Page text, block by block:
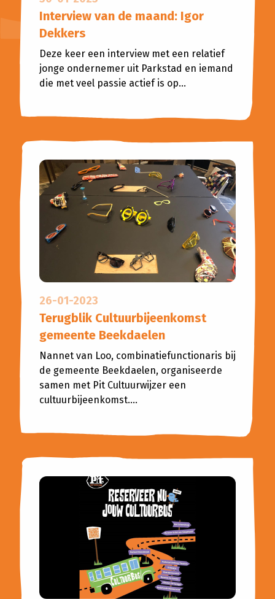
Interview van de maand: Igor
Dekkers
Deze keer een interview met een relatief
jonge ondernemer uit Parkstad en iemand
die met veel passie actief is op...
26-01-2023
Terugblik Cultuurbijeenkomst
gemeente Beekdaelen
Nannet van Loo, combinatiefunctionaris bij
de gemeente Beekdaelen, organiseerde
samen met Pit Cultuurwijzer een
cultuurbijeenkomst....